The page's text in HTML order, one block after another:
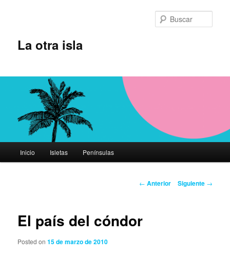
La otra isla
Inicio Isletas Penínsulas
Navegación
← Anterior Siguiente →
El país del cóndor
Posted on15 de marzo de 2010